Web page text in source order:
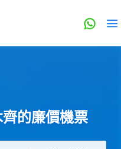
的廉價機票